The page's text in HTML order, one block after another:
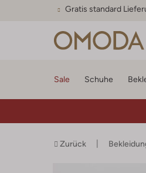
Gratis standard
Sale Schuhe
Zurück